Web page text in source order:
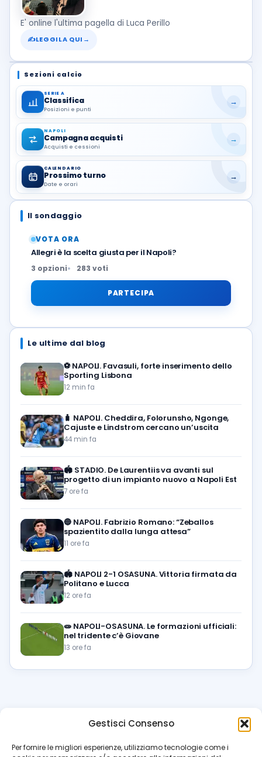
Gestisci Consenso
Per fornire le migliori esperienze, utilizziamo tecnologie come i
E' online l'ultima pagella di Luca Perillo
✍LEGGILA QUI →
Sezioni calcio
SERIE A
Classifica
Posizioni e punti
→
NAPOLI
Campagna acquisti
Acquisti e cessioni
→
CALENDARIO
Prossimo turno
Date e orari
→
Il sondaggio
VOTA ORA
Allegri è la scelta giusta per il Napoli?
3 opzioni 283 voti
PARTECIPA
Le ultime dal blog
⚽️ NAPOLI. Favasuli, forte inserimento dello
Sporting Lisbona
12 min fa
🧳 NAPOLI. Cheddira, Folorunsho, Ngonge,
Cajuste e Lindstrom cercano un’uscita
44 min fa
🏟️ STADIO. De Laurentiis va avanti sul
progetto di un impianto nuovo a Napoli Est
7 ore fa
🔵 NAPOLI. Fabrizio Romano: “Zeballos
spazientito dalla lunga attesa”
11 ore fa
🏟️ NAPOLI 2-1 OSASUNA. Vittoria firmata da
Politano e Lucca
12 ore fa
🧫 NAPOLI-OSASUNA. Le formazioni ufficiali:
nel tridente c’è Giovane
13 ore fa
azzurrissimo.it